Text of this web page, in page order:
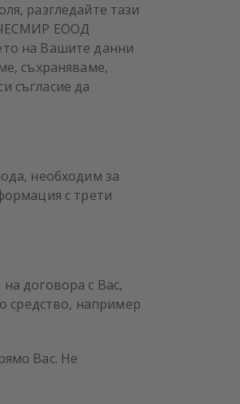
разгледайте тази
ЧЕСМИР ЕООД
на Вашите данни
съхраняваме,
съгласие да
необходим за
с трети
договора с Вас,
средство, например
Вас. Не